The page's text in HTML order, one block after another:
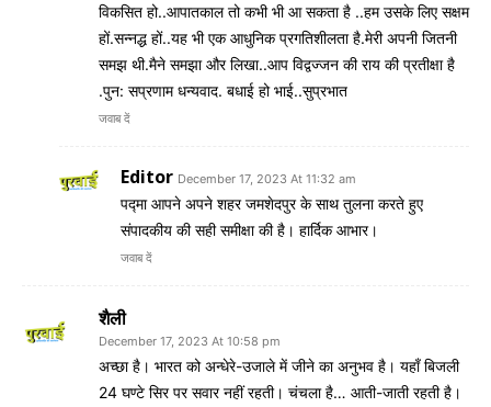
विकसित हो..आपातकाल तो कभी भी आ सकता है ..हम उसके लिए सक्षम
हों.सन्नद्ध हों..यह भी एक आधुनिक प्रगतिशीलता है.मेरी अपनी जितनी
समझ थी.मैने समझा और लिखा..आप विद्वज्जन की राय की प्रतीक्षा है
.पुन: सप्रणाम धन्यवाद. बधाई हो भाई..सुप्रभात
जवाब दें
Editor December 17, 2023 At 11:32 am
पद्मा आपने अपने शहर जमशेदपुर के साथ तुलना करते हुए
संपादकीय की सही समीक्षा की है। हार्दिक आभार।
जवाब दें
शैली
December 17, 2023 At 10:58 pm
अच्छा है। भारत को अन्धेरे-उजाले में जीने का अनुभव है। यहाँ बिजली
24 घण्टे सिर पर सवार नहीं रहती। चंचला है… आती-जाती रहती है।